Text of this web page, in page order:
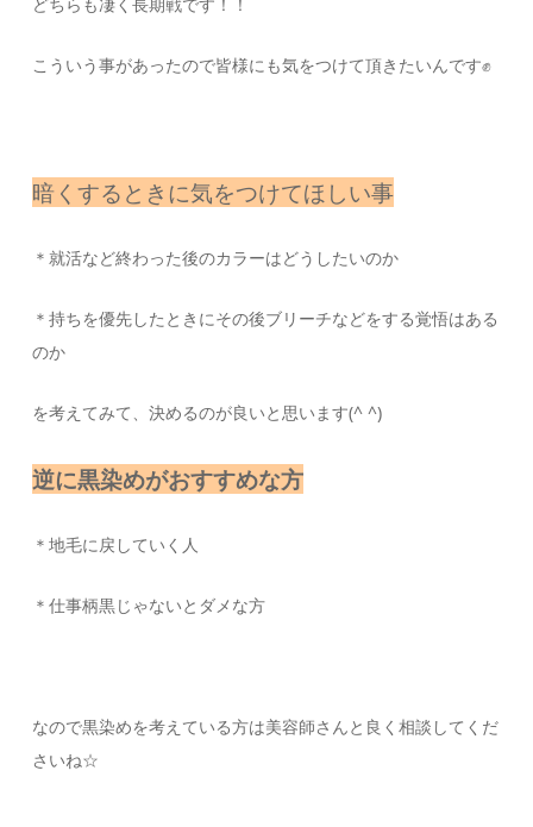
こういう事があったので皆様にも気をつけて頂きたいんです✊
暗くするときに気をつけてほしい事
＊就活など終わった後のカラーはどうしたいのか
＊持ちを優先したときにその後ブリーチなどをする覚悟はある
のか
を考えてみて、決めるのが良いと思います(^ ^)
逆に黒染めがおすすめな方
＊地毛に戻していく人
＊仕事柄黒じゃないとダメな方
なので黒染めを考えている方は美容師さんと良く相談してくだ
さいね☆